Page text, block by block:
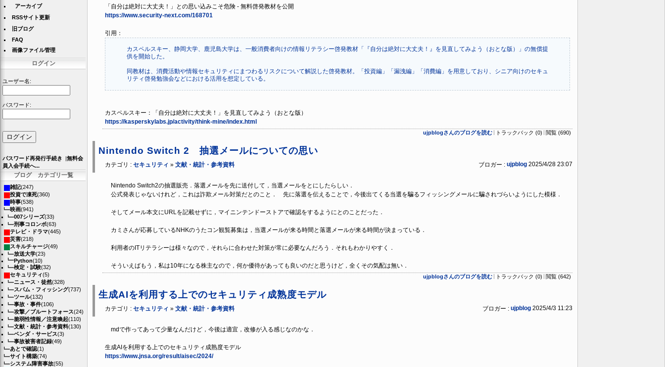
アーカイブ
RSSサイト更新
旧ブログ
FAQ
画像ファイル管理
ログイン
ユーザー名:
パスワード:
パスワード再発行手続き |無料会
員入会手続へ...
ブログ カテゴリ一覧
雑記(247)
投資で凍死(360)
時事(538)
映画(941)
007シリーズ(33)
刑事コロンボ(63)
テレビ・ドラマ(445)
災害(218)
スキルチャージ(49)
放送大学(23)
Python(10)
検定・試験(32)
セキュリティ(5)
ニュース・徒然(328)
スパム・フィッシング(737)
ツール(132)
事故・事件(106)
攻撃／ブルートフォース(24)
脆弱性情報／注意喚起(110)
文献・統計・参考資料(130)
ベンダ・サービス(3)
事故被害者記録(49)
あとで確認(1)
サイト構築(74)
システム障害事故(55)
「自分は絶対に大丈夫！」との思い込みこそ危険 - 無料啓発教材を公開
https://www.security-next.com/168701
引用：
カスペルスキー、静岡大学、鹿児島大学は、一般消費者向けの情報リテラシー啓発教材「『自分は絶対に大丈夫！』を見直してみよう（おとな版）」の無償提
供を開始した。
同教材は、消費活動や情報セキュリティにまつわるリスクについて解説した啓発教材。「投資編」「漏洩編」「消費編」を用意しており、シニア向けのセキュ
リティ啓発勉強会などにおける活用を想定している。
カスペルスキー：「自分は絶対に大丈夫！」を見直してみよう（おとな版）
https://kasperskylabs.jp/activity/think-mine/index.html
ujpblogさんのブログを読む トラックバック (0) 閲覧 (690)
Nintendo Switch 2 抽選メールについての思い
カテゴリ : セキュリティ » 文献・統計・参考資料 ブロガー : ujpblog 2025/4/28 23:07
Nintendo Switch2の抽選販売．落選メールを先に送付して，当選メールをとにしたらしい．
公式発表じゃないけれど，これは詐欺メール対策だとのこと． 先に落選を伝えることで，今後出てくる当選を騙るフィッシングメールに騙されづらいようにした模様．
そしてメール本文にURLを記載せずに，マイニンテンドーストアで確認をするようにとのことだった．
カミさんが応募しているNHKのうたコン観覧募集は，当選メールが来る時間と落選メールが来る時間が決まっている．
利用者のITリテラシーは様々なので，それらに合わせた対策が常に必要なんだろう．それもわかりやすく．
そういえばもう，私は10年になる株主なので，何か優待があっても良いのだと思うけど，全くその気配は無い．
ujpblogさんのブログを読む トラックバック (0) 閲覧 (642)
生成AIを利用する上でのセキュリティ成熟度モデル
カテゴリ : セキュリティ » 文献・統計・参考資料 ブロガー : ujpblog 2025/4/3 11:23
mdで作ってあって少量なんだけど，今後は適宜，改修が入る感じなのかな．
生成AIを利用する上でのセキュリティ成熟度モデル
https://www.jnsa.org/result/aisec/2024/